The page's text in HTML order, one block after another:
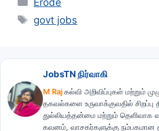
Tags
govt jobs
JobsTN நிர்வாகி
M Rajகல்வி அறிவிப்புகள் மற்றும்
தகவல்களை உருவாக்குவதில் சிறப்பு
துல்லியத்தன்மை மற்றும் தெளிவாக
கவனம், வாசகர்களுக்கு நம்பகமான